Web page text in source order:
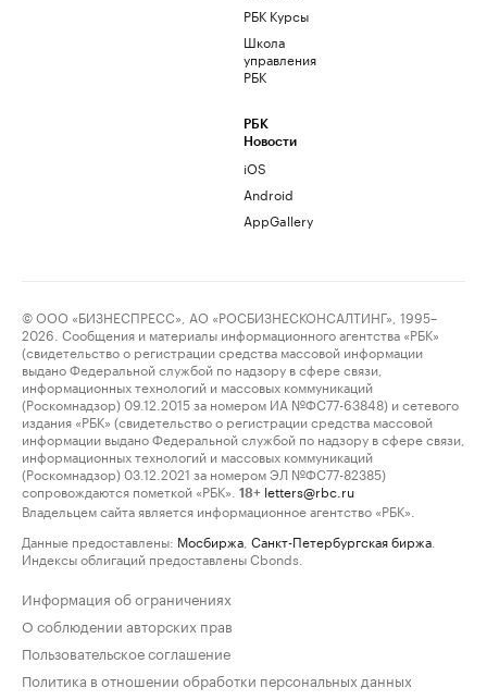
РБК Курсы
Школа
управления
РБК
РБК
Новости
iOS
Android
AppGallery
© ООО «БИЗНЕСПРЕСС», АО «РОСБИЗНЕСКОНСАЛТИНГ», 1995–
2026. Сообщения и материалы информационного агентства «РБК»
(свидетельство о регистрации средства массовой информации
выдано Федеральной службой по надзору в сфере связи,
информационных технологий и массовых коммуникаций
(Роскомнадзор) 09.12.2015 за номером ИА №ФС77-63848) и сетевого
издания «РБК» (свидетельство о регистрации средства массовой
информации выдано Федеральной службой по надзору в сфере связи,
информационных технологий и массовых коммуникаций
(Роскомнадзор) 03.12.2021 за номером ЭЛ №ФС77-82385)
сопровождаются пометкой «РБК».
18+ letters@rbc.ru
Владельцем сайта является информационное агентство «РБК».
Данные предоставлены: Мосбиржа Санкт-Петербургская биржа
Индексы облигаций предоставлены Cbonds.
Информация об ограничениях
О соблюдении авторских прав
Пользовательское соглашение
Политика в отношении обработки персональных данных